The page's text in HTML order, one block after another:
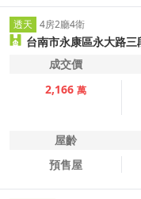
透天 4房2廳4衛
台南市永康區永大路
成交價
2,166 萬
屋齡
預售屋